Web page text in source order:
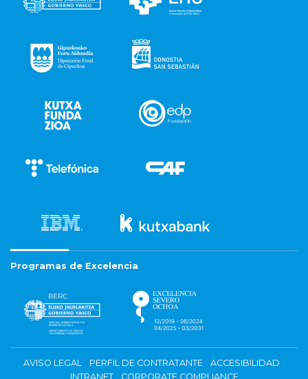
Programas de Excelencia
AVISO LEGAL PERFIL DE CONTRATANTE
ACCESIBILIDAD
INTRANET
CORPORATE COMPLIANCE